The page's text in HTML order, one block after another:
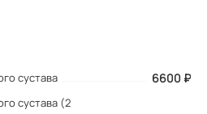
сустава 6600 ₽
сустава (2